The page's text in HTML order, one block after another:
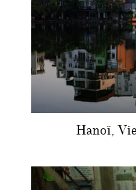
Hanoï,